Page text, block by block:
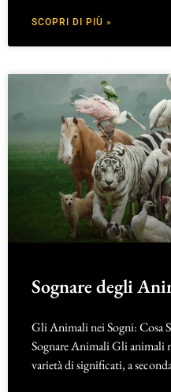
SCOPRI DI PIÙ »
Sognare degli
Gli Animali nei Sogni: Cosa
Sognare Animali Gli animali
varietà di significati, a